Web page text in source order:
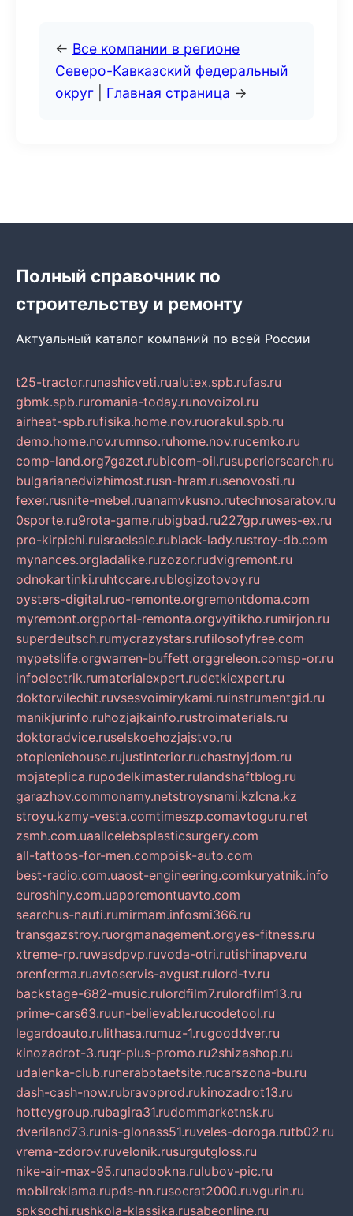
← Все компании в регионе
Северо-Кавказский федеральный
округ
Главная страница →
Полный справочник по
строительству и ремонту
Актуальный каталог компаний по всей России
t25-tractor.runashicveti.rualutex.spb.rufas.ru
gbmk.spb.ruromania-today.runovoizol.ru
airheat-spb.rufisika.home.nov.ruorakul.spb.ru
demo.home.nov.rumnso.ruhome.nov.rucemko.ru
comp-land.org7gazet.rubicom-oil.rusuperiorsearch.ru
bulgarianedvizhimost.rusn-hram.rusenovosti.ru
fexer.rusnite-mebel.ruanamvkusno.rutechnosaratov.ru
0sporte.ru9rota-game.rubigbad.ru227gp.ruwes-ex.ru
pro-kirpichi.ruisraelsale.rublack-lady.rustroy-db.com
mynances.orgladalike.ruzozor.rudvigremont.ru
odnokartinki.ruhtccare.rublogizotovoy.ru
oysters-digital.ruo-remonte.orgremontdoma.com
myremont.orgportal-remonta.orgvyitikho.rumirjon.ru
superdeutsch.rumycrazystars.rufilosofyfree.com
mypetslife.orgwarren-buffett.orggreleon.comsp-or.ru
infoelectrik.rumaterialexpert.rudetkiexpert.ru
doktorvilechit.ruvsesvoimirykami.ruinstrumentgid.ru
manikjurinfo.ruhozjajkainfo.rustroimaterials.ru
doktoradvice.ruselskoehozjajstvo.ru
otopleniehouse.rujustinterior.ruchastnyjdom.ru
mojateplica.rupodelkimaster.rulandshaftblog.ru
garazhov.commonamy.netstroysnami.kzlcna.kz
stroyu.kzmy-vesta.comtimeszp.comavtoguru.net
zsmh.com.uaallcelebsplasticsurgery.com
all-tattoos-for-men.compoisk-auto.com
best-radio.com.uaost-engineering.comkuryatnik.info
euroshiny.com.uaporemontuavto.com
searchus-nauti.rumirmam.infosmi366.ru
transgazstroy.ruorgmanagement.orgyes-fitness.ru
xtreme-rp.ruwasdpvp.ruvoda-otri.rutishinapve.ru
orenferma.ruavtoservis-avgust.rulord-tv.ru
backstage-682-music.rulordfilm7.rulordfilm13.ru
prime-cars63.ruun-believable.rucodetool.ru
legardoauto.rulithasa.rumuz-1.rugooddver.ru
kinozadrot-3.ruqr-plus-promo.ru2shizashop.ru
udalenka-club.runerabotaetsite.rucarszona-bu.ru
dash-cash-now.rubravoprod.rukinozadrot13.ru
hotteygroup.rubagira31.rudommarketnsk.ru
dveriland73.runis-glonass51.ruveles-doroga.rutb02.ru
vrema-zdorov.ruvelonik.rusurgutgloss.ru
nike-air-max-95.runadookna.rulubov-pic.ru
mobilreklama.rupds-nn.rusocrat2000.ruvgurin.ru
spksochi.rushkola-klassika.rusabeonline.ru